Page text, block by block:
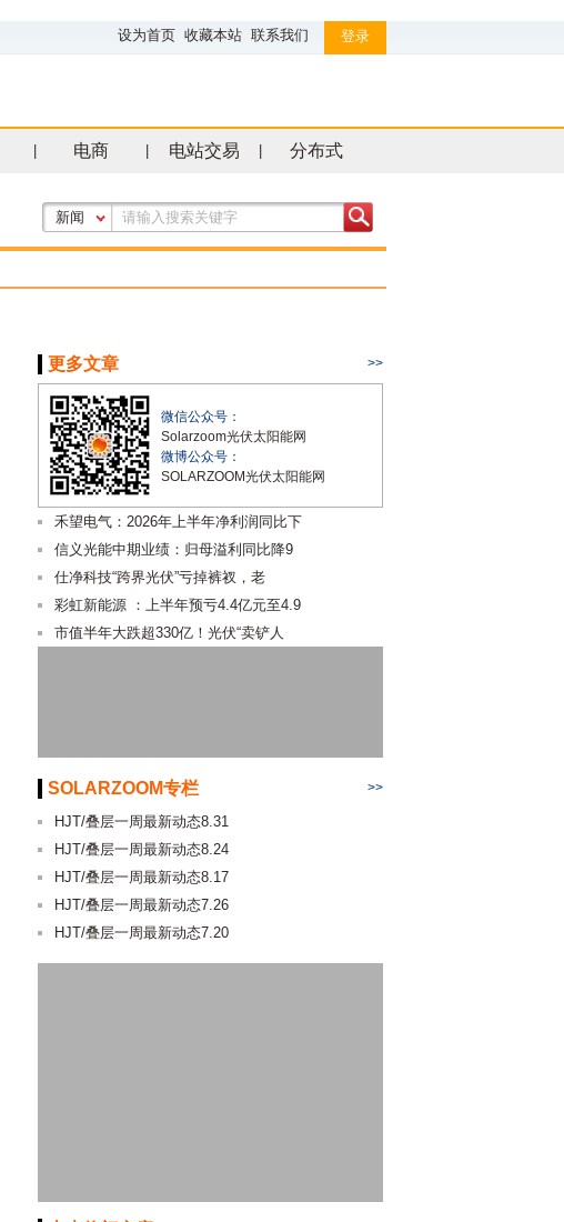
设为首页 收藏本站 联系我们 登录
电商 电站交易 分布式
新闻
更多文章 >>
微信公众号：
Solarzoom光伏太阳能网
微博公众号：
SOLARZOOM光伏太阳能网
禾望电气：2026年上半年净利润同比下
信义光能中期业绩：归母溢利同比降9
仕净科技“跨界光伏”亏掉裤衩，老
彩虹新能源 ：上半年预亏4.4亿元至4.9
市值半年大跌超330亿！光伏“卖铲人
SOLARZOOM专栏 >>
HJT/叠层一周最新动态8.31
HJT/叠层一周最新动态8.24
HJT/叠层一周最新动态8.17
HJT/叠层一周最新动态7.26
HJT/叠层一周最新动态7.20